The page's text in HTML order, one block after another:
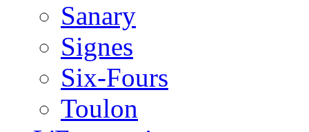
Sanary
Signes
Six-Fours
Toulon